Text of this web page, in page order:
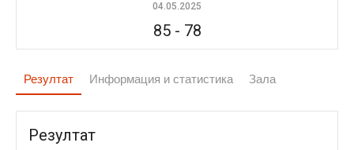
04.05.2025
85- 78
Резултат Информация и статистика Зала
Резултат